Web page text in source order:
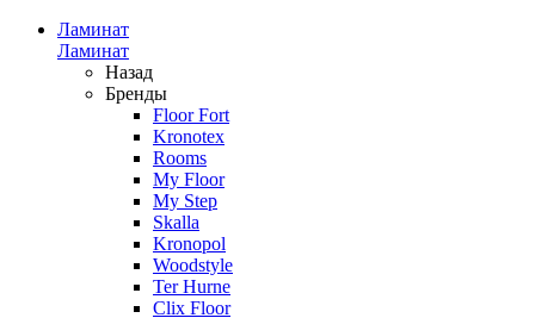
Ламинат
Ламинат
Назад
Бренды
Floor Fort
Kronotex
Rooms
My Floor
My Step
Skalla
Kronopol
Woodstyle
Ter Hurne
Clix Floor